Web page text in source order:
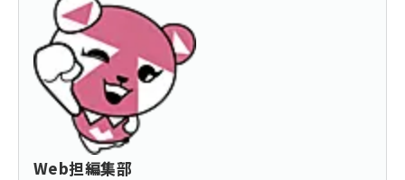
Web担編集部